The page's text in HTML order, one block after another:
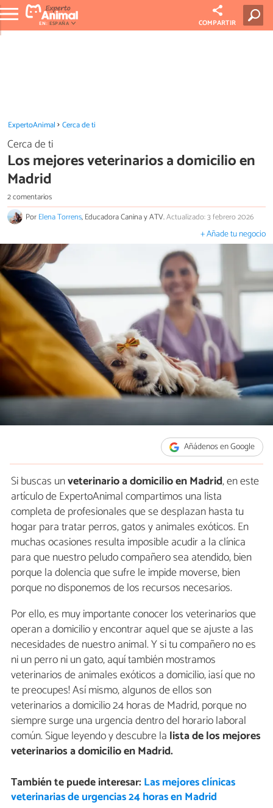
EN: ESPAÑA COMPARTIR
ExpertoAnimal Cerca de ti
Cerca de ti
Los mejores veterinarios a domicilio en
Madrid
2 comentarios
PorElena Torrens, Educadora Canina y ATV.Actualizado: 3 febrero 2026
+ Añade tu negocio
Añádenos en Google
Si buscas unveterinario a domicilio en Madrid, en este
artículo de ExpertoAnimal compartimos una lista
completa de profesionales que se desplazan hasta tu
hogar para tratar perros, gatos y animales exóticos. En
muchas ocasiones resulta imposible acudir a la clínica
para que nuestro peludo compañero sea atendido, bien
porque la dolencia que sufre le impide moverse, bien
porque no disponemos de los recursos necesarios.
Por ello, es muy importante conocer los veterinarios que
operan a domicilio y encontrar aquel que se ajuste a las
necesidades de nuestro animal. Y si tu compañero no es
ni un perro ni un gato, aquí también mostramos
veterinarios de animales exóticos a domicilio, ¡así que no
te preocupes! Así mismo, algunos de ellos son
veterinarios a domicilio 24 horas de Madrid, porque no
siempre surge una urgencia dentro del horario laboral
común. Sigue leyendo y descubre la lista de los mejores
veterinarios a domicilio en Madrid.
También te puede interesar: Las mejores clínicas
veterinarias de urgencias 24 horas en Madrid